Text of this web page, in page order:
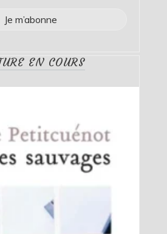
EN COURS